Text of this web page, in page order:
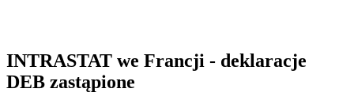
INTRASTAT we Francji - deklaracje
DEB zastąpione